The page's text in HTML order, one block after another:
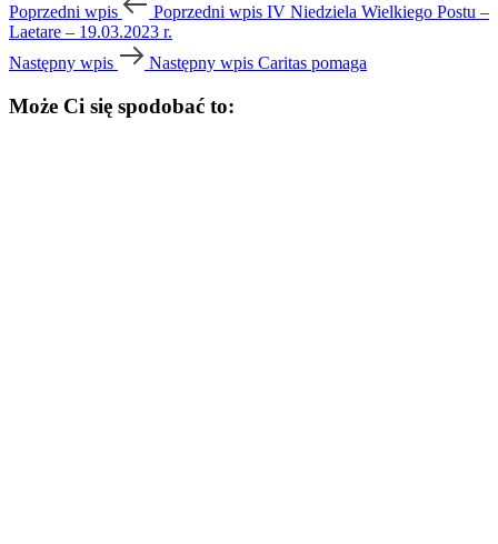
Poprzedni wpis Poprzedni wpis IV Niedziela Wielkiego Postu –
Laetare – 19.03.2023 r.
Następny wpis
Następny wpis Caritas pomaga
Może Ci się spodobać to: